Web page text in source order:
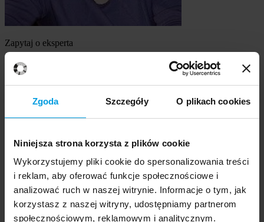
Zgoda Szczegóły O plikach cookies
Niniejsza strona korzysta z plików cookie
Wykorzystujemy pliki cookie do spersonalizowania treści
i reklam, aby oferować funkcje społecznościowe i
analizować ruch w naszej witrynie. Informacje o tym, jak
korzystasz z naszej witryny, udostępniamy partnerom
społecznościowym, reklamowym i analitycznym.
Zapytaj o eksperta
dr Małgorzata Wawrzyniak
Szukasz eksperta
Wybierz temat
Ekspert
Wybierz formę kontaktu
udzielenie wywiadu
komentarz do artykułu
udział w audycji radiowej na żywo
udział w nagraniu audycji radiowej
udział w audycji telewizyjnej na żywo